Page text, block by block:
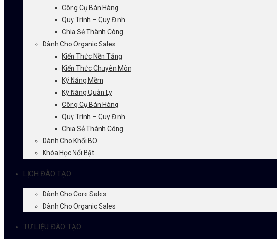
Công Cụ Bán Hàng
Quy Trình – Quy Định
Chia Sẻ Thành Công
Dành Cho Organic Sales
Kiến Thức Nền Tảng
Kiến Thức Chuyên Môn
Kỹ Năng Mềm
Kỹ Năng Quản Lý
Công Cụ Bán Hàng
Quy Trình – Quy Định
Chia Sẻ Thành Công
Dành Cho Khối BO
Khóa Học Nổi Bật
LỊCH ĐÀO TẠO
Dành Cho Core Sales
Dành Cho Organic Sales
TƯ LIỆU ĐÀO TẠO